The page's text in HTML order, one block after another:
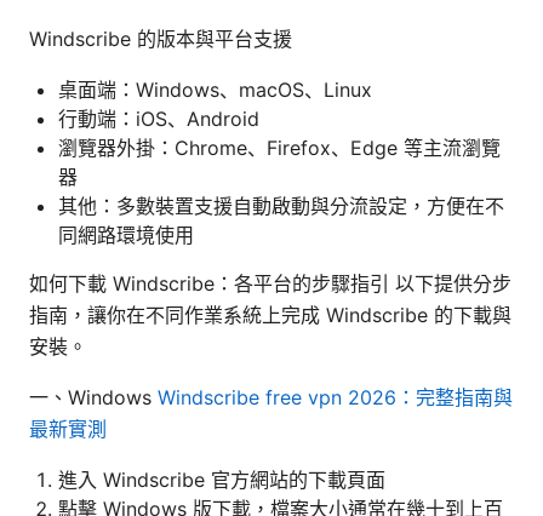
Windscribe 的版本與平台支援
桌面端：Windows、macOS、Linux
行動端：iOS、Android
瀏覽器外掛：Chrome、Firefox、Edge 等主流瀏覽
器
其他：多數裝置支援自動啟動與分流設定，方便在不
同網路環境使用
如何下載 Windscribe：各平台的步驟指引 以下提供分步
指南，讓你在不同作業系統上完成 Windscribe 的下載與
安裝。
一、Windows Windscribe free vpn 2026：完整指南與
最新實測
進入 Windscribe 官方網站的下載頁面
點擊 Windows 版下載，檔案大小通常在幾十到上百